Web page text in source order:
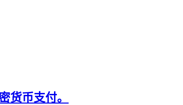
货币支付。